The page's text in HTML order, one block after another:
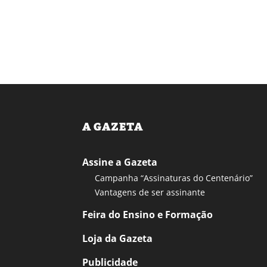
A GAZETA
Assine a Gazeta
Campanha “Assinaturas do Centenário”
Vantagens de ser assinante
Feira do Ensino e Formação
Loja da Gazeta
Publicidade